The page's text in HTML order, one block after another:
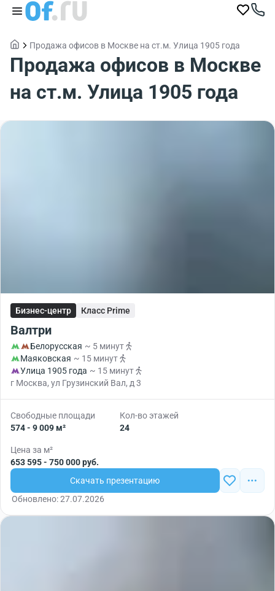
Продажа офисов в Москве на ст.м. Улица 1905 года
Продажа офисов в Москве
на ст.м. Улица 1905 года
Бизнес-центр Класс Prime
Валтри
Белорусская ~ 5 минут
Маяковская ~ 15 минут
Улица 1905 года ~ 15 минут
г Москва, ул Грузинский Вал, д 3
Свободные площади
574 - 9 009 м²
Кол-во этажей
24
Цена за м²
653 595 - 750 000 руб.
Скачать презентацию
Обновлено: 27.07.2026